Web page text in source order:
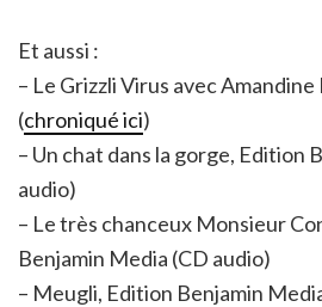
Et aussi :
– Le Grizzli Virus avec Amandine
(chroniqué ici)
– Un chat dans la gorge, Edition
audio)
– Le très chanceux Monsieur
Benjamin Media (CD audio)
– Meugli, Edition Benjamin